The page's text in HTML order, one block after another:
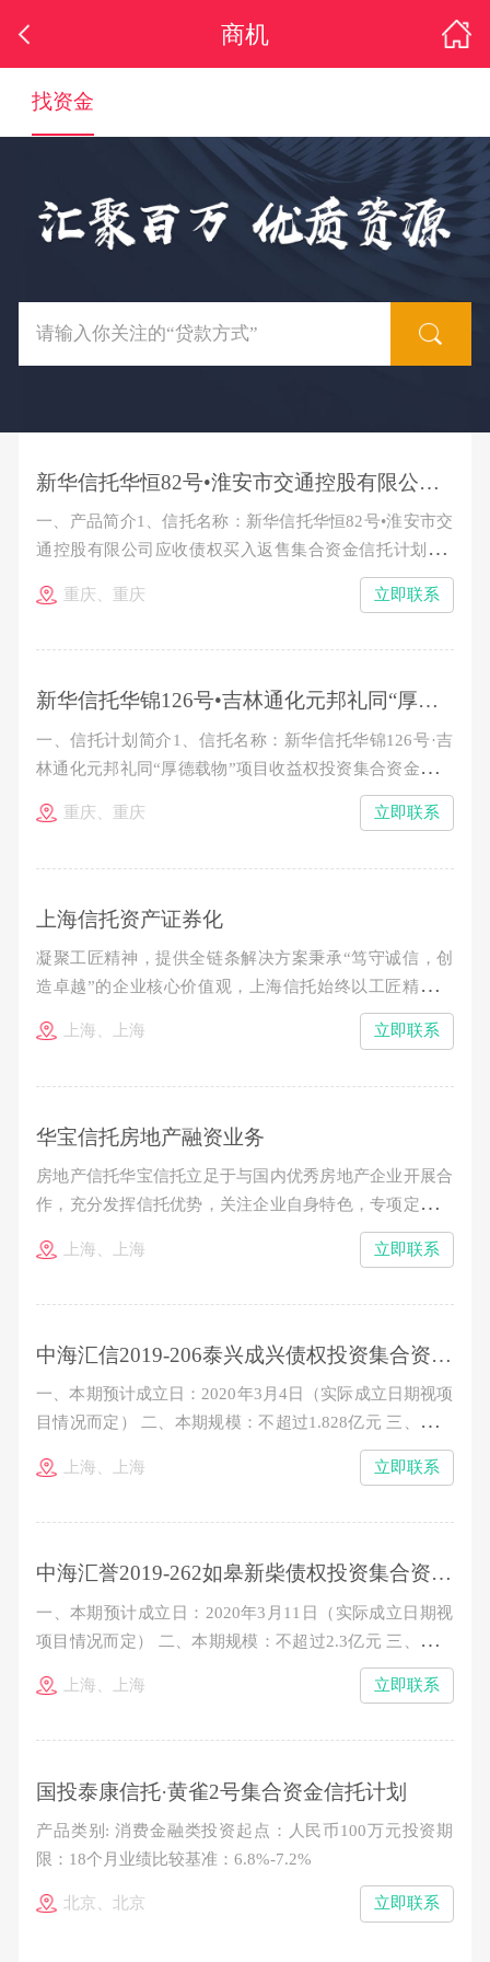
商机
找资金
新华信托华恒82号•淮安市交通控股有限公司应收债权买入返售集合资金信托计划推介公告（第一批次第五期）
一、产品简介1、信托名称：新华信托华恒82号•淮安市交
通控股有限公司应收债权买入返售集合资金信托计划2、
产品期限：1.5年。3、信托规模：4.99亿元，分期发行。
4、预期年收益率：类型 认购金额 期限 预期收益率 信
重庆、重庆 立即联系
新华信托华锦126号•吉林通化元邦礼同“厚德载物”项目收益权投资集合资金信托计划（第三期）推介公告
一、信托计划简介1、信托名称：新华信托华锦126号·吉
林通化元邦礼同“厚德载物”项目收益权投资集合资金信托
计划2、存续期限：从成立日起至2015年11月7日止。3、
本期信托规模：不超过8557万元。4、预期年收益率：
收
重庆、重庆 立即联系
上海信托资产证券化
凝聚工匠精神，提供全链条解决方案秉承“笃守诚信，创
造卓越”的企业核心价值观，上海信托始终以工匠精神打
造资产证券化精品投行业务，立足于公司在资产证券化业
务领域的专业能力和先发优势，逐步构筑起“受托管理-投
上海、上海 立即联系
华宝信托房地产融资业务
房地产信托华宝信托立足于与国内优秀房地产企业开展合
作，充分发挥信托优势，关注企业自身特色，专项定制投
融资计划。华宝信托通过抵质押融资、夹层融资、权益型
融资、房地产信托基金等模式，实现信托机制与企业融资
上海、上海 立即联系
中海汇信2019-206泰兴成兴债权投资集合资金信托计划
一、本期预计成立日：2020年3月4日（实际成立日期视项
目情况而定） 二、本期规模：不超过1.828亿元 三、信托
单位期限：2年 四、认购金额：100万元起，以10万元的
整数倍增加（300万元以下的名额有限，时间优先、额满
上海、上海 立即联系
中海汇誉2019-262如皋新柴债权投资集合资金信托计划
一、本期预计成立日：2020年3月11日（实际成立日期视
项目情况而定） 二、本期规模：不超过2.3亿元 三、信托
单位期限：24个月 四、认购金额：100万元起，以10万元
的整数倍增加（300万元以下的名额有限，时间优先、额
上海、上海 立即联系
国投泰康信托·黄雀2号集合资金信托计划
产品类别: 消费金融类投资起点：人民币100万元投资期
限：18个月业绩比较基准：6.8%-7.2%
北京、北京 立即联系